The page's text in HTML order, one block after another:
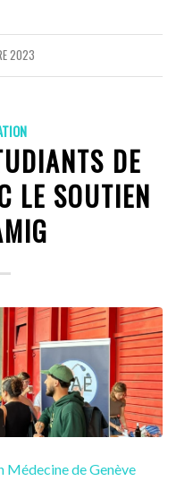
2023
DE
LE SOUTIEN
Médecine de Genève